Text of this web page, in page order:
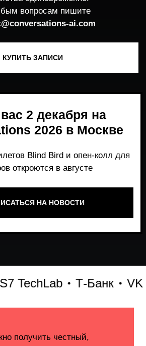
декабря на
2026 в Москве
НА НОВОСТИ
Т-Банк VK
честный,
генеративного